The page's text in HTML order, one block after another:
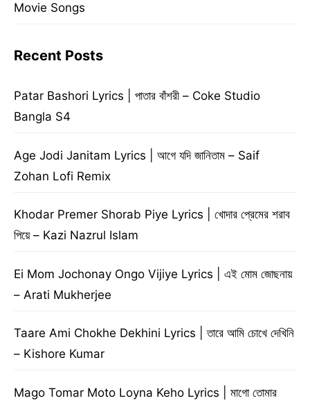
Movie Songs
Recent Posts
Patar Bashori Lyrics | পাতার বাঁশরী – Coke Studio
Bangla S4
Age Jodi Janitam Lyrics | আগে যদি জানিতাম – Saif
Zohan Lofi Remix
Khodar Premer Shorab Piye Lyrics | খোদার প্রেমের শরাব
পিয়ে – Kazi Nazrul Islam
Ei Mom Jochonay Ongo Vijiye Lyrics | এই মোম জোছনায়
– Arati Mukherjee
Taare Ami Chokhe Dekhini Lyrics | তারে আমি চোখে দেখিনি
– Kishore Kumar
Mago Tomar Moto Loyna Keho Lyrics | মাগো তোমার